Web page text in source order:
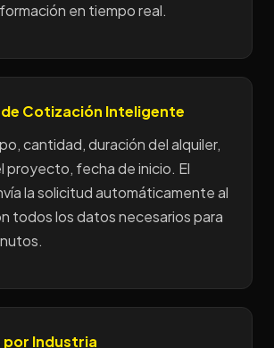
en tiempo real.
Cotización Inteligente
cantidad, duración del alquiler,
proyecto, fecha de inicio. El
la solicitud automáticamente al
todos los datos necesarios para
Industria